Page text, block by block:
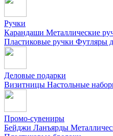
Ручки
Карандаши Металлические
Пластиковые ручки Футляры
Деловые подарки
Визитницы Настольные
Промо-сувениры
Бейджи Ланъярды